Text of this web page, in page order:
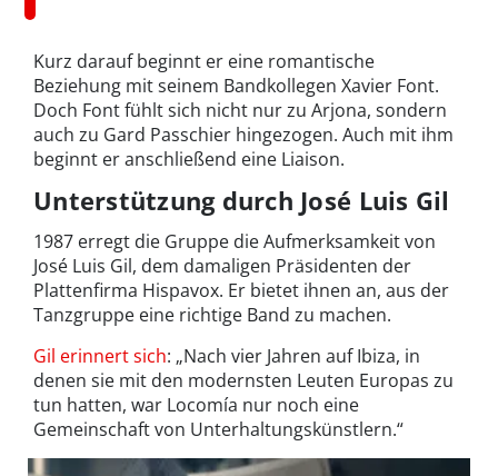
Kurz darauf beginnt er eine romantische
Beziehung mit seinem Bandkollegen Xavier Font.
Doch Font fühlt sich nicht nur zu Arjona, sondern
auch zu Gard Passchier hingezogen. Auch mit ihm
beginnt er anschließend eine Liaison.
Unterstützung durch José Luis Gil
1987 erregt die Gruppe die Aufmerksamkeit von
José Luis Gil, dem damaligen Präsidenten der
Plattenfirma Hispavox. Er bietet ihnen an, aus der
Tanzgruppe eine richtige Band zu machen.
Gil erinnert sich: „Nach vier Jahren auf Ibiza, in
denen sie mit den modernsten Leuten Europas zu
tun hatten, war Locomía nur noch eine
Gemeinschaft von Unterhaltungskünstlern.“